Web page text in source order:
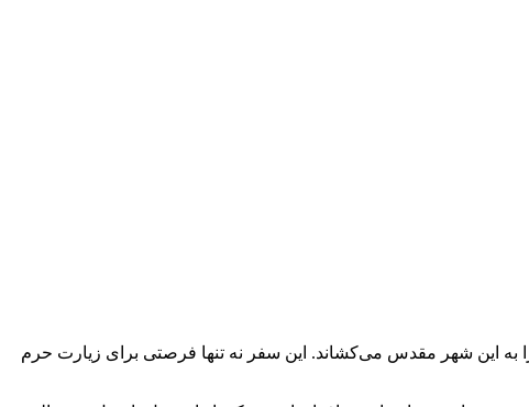
را به این شهر مقدس می‌کشاند. این سفر نه تنها فرصتی برای زیارت حرم